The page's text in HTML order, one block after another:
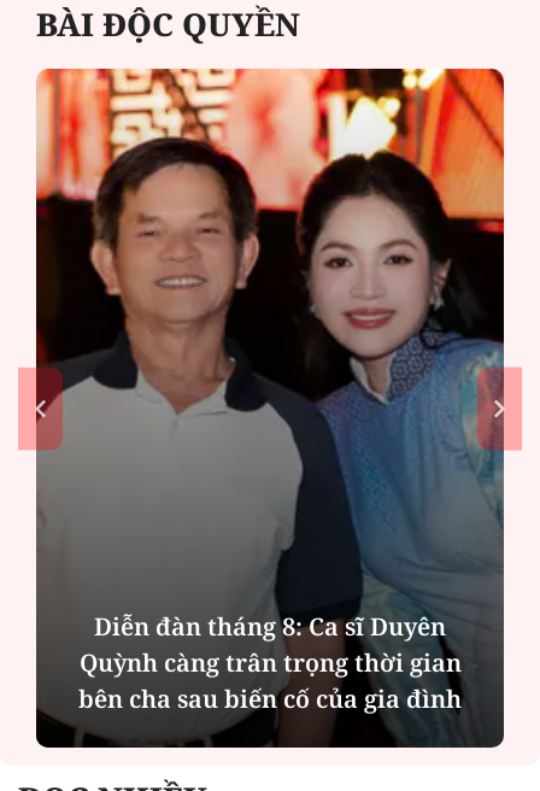
BÀI ĐỘC QUYỀN
Diễn đàn tháng 8: Ca sĩ Duyên
Quỳnh càng trân trọng thời gian
bên cha sau biến cố của gia đình